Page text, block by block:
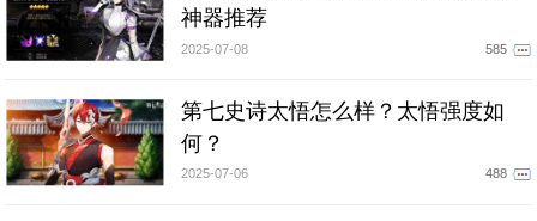
神器推荐
2025-07-08 585
第七史诗太悟怎么样？太悟强度如
何？
2025-07-06 488